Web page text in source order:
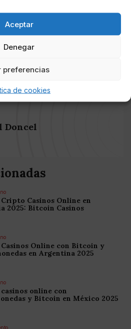
Aceptar
Denegar
preferencias
de cookies
Doncel
Casinos Online en
2025: Bitcoin Casinos
Online con Bitcoin y
en Argentina 2025
online con
y Bitcoin en México 2025